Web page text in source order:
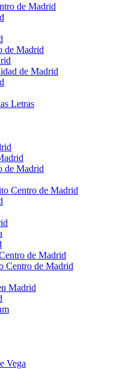
de Madrid
de Madrid
de Madrid
Letras
de Madrid
Centro de Madrid
de Madrid
Centro de Madrid
Madrid
Vega